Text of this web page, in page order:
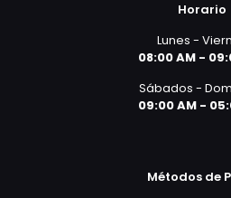
Horario
Lunes -
08:00 AM -
Sábados -
09:00 AM -
Métodos de